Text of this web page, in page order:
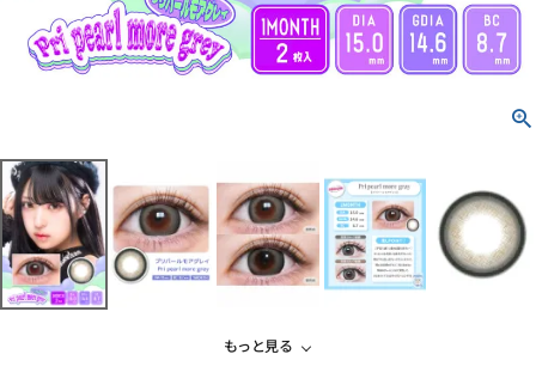
お問い合わせ
よくあるご質問
もっと見る